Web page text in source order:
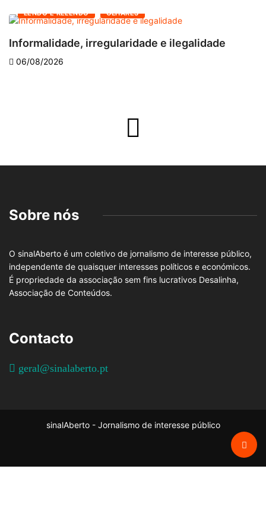
LENDO E RELENDO OLHARES
Informalidade, irregularidade e ilegalidade
06/08/2026
Sobre nós
O sinalAberto é um coletivo de jornalismo de interesse público,
independente de quaisquer interesses políticos e económicos.
É propriedade da associação sem fins lucrativos Desalinha,
Associação de Conteúdos.
Contacto
geral@sinalaberto.pt
sinalAberto - Jornalismo de interesse público